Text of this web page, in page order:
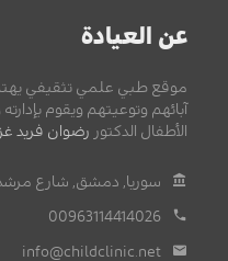
عن العيادة
موقع طبي علمي تثقيفي
آبائهم وتوعيتهم ويقوم
الأطفال الدكتور رضوان فريد
سوريا, دمشق, شارع
00963114414026
info@childclinic.net